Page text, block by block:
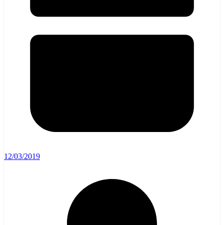
12/03/2019